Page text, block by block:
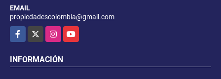
EMAIL
propiedadescolombia@gmail.com
Facebook
InstagramYouTube
INFORMACIÓN